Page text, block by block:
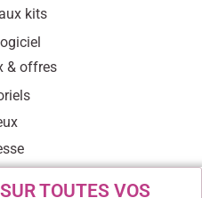
kits
& offres
TOUTES VOS